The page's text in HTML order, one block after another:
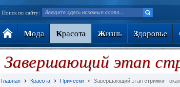
Поиск по сайту:
Мода Красота Жизнь Здоровье
Завершающий этап
Главная Красота Прически Завершающий этап стрижки -